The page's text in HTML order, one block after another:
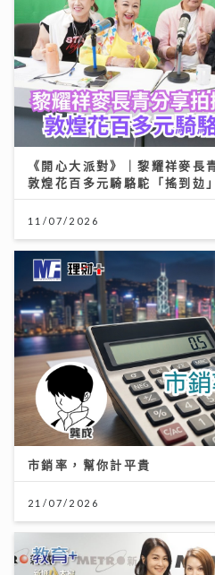
《開心大派對》｜黎耀祥麥長
敦煌花百多元騎駱駝「搖到攰」
11/07/2026
市銷率，幫你計平貴
21/07/2026